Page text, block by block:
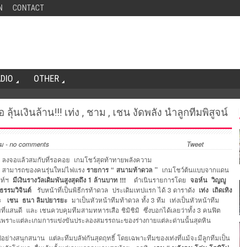
CONTACT
OTHER
ลุ้นเงินล้าน!!! เท่ง , ชาม , เชน งัดพลัง นำลูกทีมพิสูจน์
- no comments
Tweet
ลงจอแล้วสมกับที่รอคอย เกมโชว์สุดท้าทายพลังความ
สามารถของคนรุ่นใหม่ไฟแรง รายการ “ สนามท้าดวล ” เกมโชว์ต้นแบบจากแดน
ฯ มีเงินรางวัลเดิมพันสูงสุดถึง 1 ล้านบาท !!! ดำเนินรายการโดย จอห์น วิญญู
รรมวิจินต์ รับหน้าที่เป็นพิธีกรท้าดวล ประเดิมเทปแรก ได้ 3 ดาราดัง เท่ง เถิดเทิง
ชน ธนา ลิมปยารยะ มาเป็นหัวหน้าทีมท้าดวล ทั้ง 3 ทีม เท่งเป็นหัวหน้าทีม
แสนดี และ เชนควบคุมทีมสามทหารเสือ ชิมิชิมิ ซึ่งบอกได้เลยว่าทั้ง 3 คนฟิต
ราะแต่ละเกมการแข่งขันประลองสมรรถนะของร่างกายแต่ละด่านนั้นสุดหิน
อย่างสนุกสนาน แต่ละทีมบลัฟกันสุดฤทธิ์ โดยเฉพาะทีมของเท่งที่แม้จะมีลูกทีมเป็น